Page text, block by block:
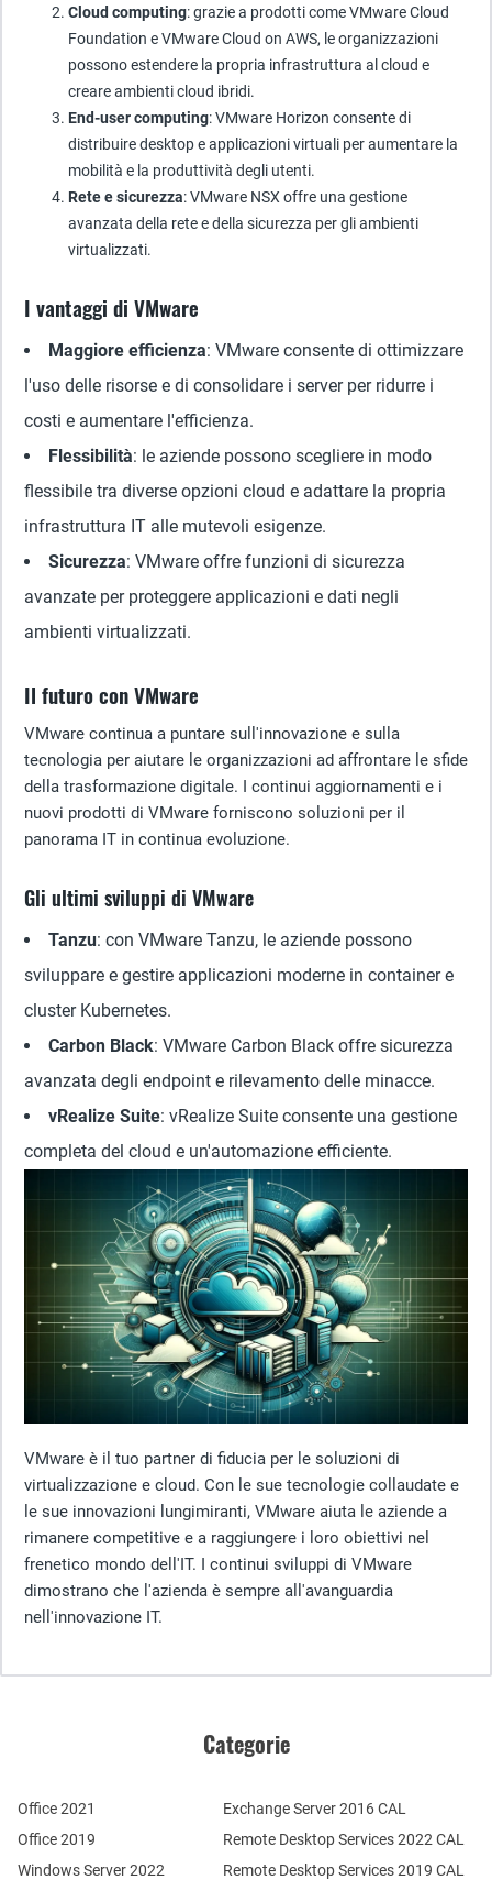
Cloud computing: grazie a prodotti come VMware Cloud
Foundation e VMware Cloud on AWS, le organizzazioni
possono estendere la propria infrastruttura al cloud e
creare ambienti cloud ibridi.
End-user computing: VMware Horizon consente di
distribuire desktop e applicazioni virtuali per aumentare la
mobilità e la produttività degli utenti.
Rete e sicurezza: VMware NSX offre una gestione
avanzata della rete e della sicurezza per gli ambienti
virtualizzati.
I vantaggi di VMware
Maggiore efficienza: VMware consente di ottimizzare
l'uso delle risorse e di consolidare i server per ridurre i
costi e aumentare l'efficienza.
Flessibilità: le aziende possono scegliere in modo
flessibile tra diverse opzioni cloud e adattare la propria
infrastruttura IT alle mutevoli esigenze.
Sicurezza: VMware offre funzioni di sicurezza
avanzate per proteggere applicazioni e dati negli
ambienti virtualizzati.
Il futuro con VMware
VMware continua a puntare sull'innovazione e sulla
tecnologia per aiutare le organizzazioni ad affrontare le sfide
della trasformazione digitale. I continui aggiornamenti e i
nuovi prodotti di VMware forniscono soluzioni per il
panorama IT in continua evoluzione.
Gli ultimi sviluppi di VMware
Tanzu: con VMware Tanzu, le aziende possono
sviluppare e gestire applicazioni moderne in container e
cluster Kubernetes.
Carbon Black: VMware Carbon Black offre sicurezza
avanzata degli endpoint e rilevamento delle minacce.
vRealize Suite: vRealize Suite consente una gestione
completa del cloud e un'automazione efficiente.
VMware è il tuo partner di fiducia per le soluzioni di
virtualizzazione e cloud. Con le sue tecnologie collaudate e
le sue innovazioni lungimiranti, VMware aiuta le aziende a
rimanere competitive e a raggiungere i loro obiettivi nel
frenetico mondo dell'IT. I continui sviluppi di VMware
dimostrano che l'azienda è sempre all'avanguardia
nell'innovazione IT.
Categorie
Office 2021
Office 2019
Windows Server 2022
Remote Desktop Services 2022 CAL
Remote Desktop Services 2019 CAL
Exchange Server 2016 CAL